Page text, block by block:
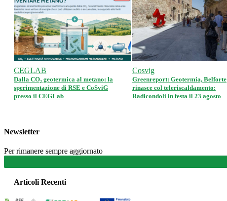
CEGLAB
Dalla CO₂ geotermica al metano: la
sperimentazione di RSE e CoSviG
presso il CEGLab
Cosvig
Greenreport: Geotermia, Belforte
rinasce col teleriscaldamento:
Radicondoli in festa il 23 agosto
Newsletter
Per rimanere sempre aggiornato
Articoli Recenti